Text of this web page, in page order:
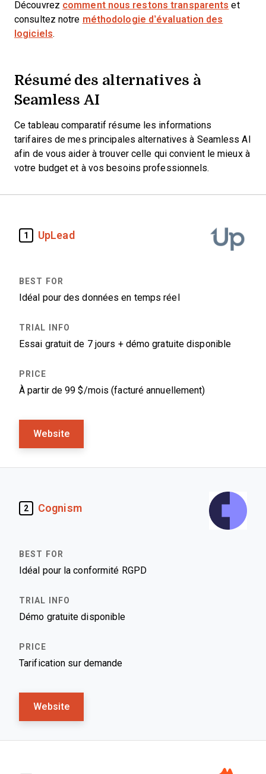
Découvrez comment nous restons transparents et
consultez notre méthodologie d’évaluation des
logiciels.
Résumé des alternatives à
Seamless AI
Ce tableau comparatif résume les informations
tarifaires de mes principales alternatives à Seamless AI
afin de vous aider à trouver celle qui convient le mieux à
votre budget et à vos besoins professionnels.
1 UpLead
Idéal pour des données en temps réel
Essai gratuit de 7 jours + démo gratuite disponible
À partir de 99 $/mois (facturé annuellement)
Website
2 Cognism
Idéal pour la conformité RGPD
Démo gratuite disponible
Tarification sur demande
Website